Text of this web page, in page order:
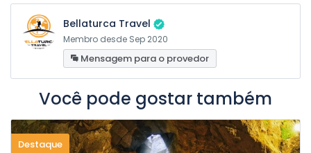
preços.
Bellaturca Travel
Membro desde Sep 2020
Mensagem para o provedor
Você pode gostar também
Destaque